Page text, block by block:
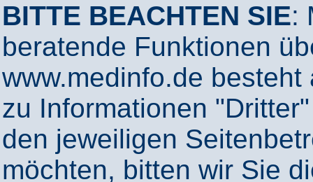
BITTE BEACHTEN SIE:
beratende Funktionen
www.medinfo.de
zu Informationen
den jeweiligen
möchten, bitten wir Sie